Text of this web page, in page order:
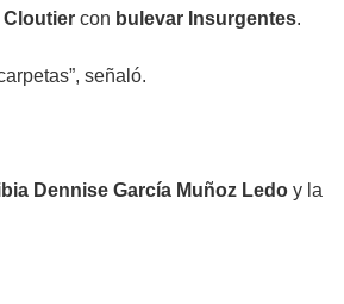
Cloutier con bulevar Insurgentes.
señaló.
Dennise García Muñoz Ledo y la